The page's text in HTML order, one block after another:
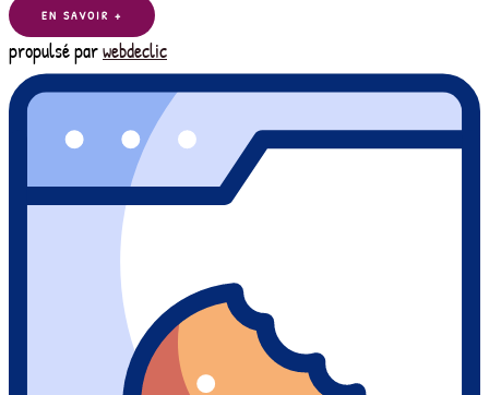
EN SAVOIR +
propulsé parwebdeclic